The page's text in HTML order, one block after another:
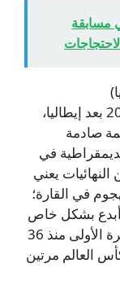
مسابقة
تُعد نيجيريا من أكبر خاسري تصفيات 2026 بعد إيطاليا،
صادمة
في
يعني
في القارة؛
أبدع بشكل خاص
في كأس أمم أفريقيا 2025. هذه تعد المرة الأولى منذ 36
العالم مرتين